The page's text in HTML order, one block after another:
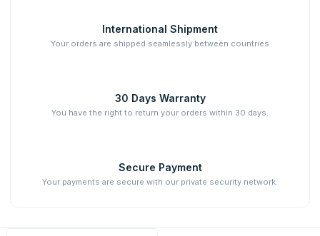
International Shipment
Your orders are shipped seamlessly between countries
30 Days Warranty
You have the right to return your orders within 30 days.
Secure Payment
Your payments are secure with our private security network.